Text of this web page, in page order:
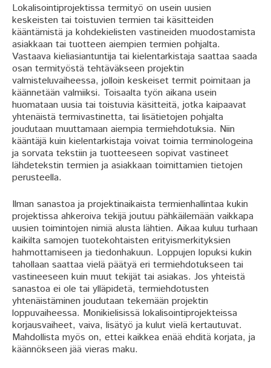
Lokalisointiprojektissa termityö on usein uusien
keskeisten tai toistuvien termien tai käsitteiden
kääntämistä ja kohdekielisten vastineiden muodostamista
asiakkaan tai tuotteen aiempien termien pohjalta.
Vastaava kieliasiantuntija tai kielentarkistaja saattaa saada
osan termityöstä tehtäväkseen projektin
valmisteluvaiheessa, jolloin keskeiset termit poimitaan ja
käännetään valmiiksi. Toisaalta työn aikana usein
huomataan uusia tai toistuvia käsitteitä, jotka kaipaavat
yhtenäistä termivastinetta, tai lisätietojen pohjalta
joudutaan muuttamaan aiempia termiehdotuksia. Niin
kääntäjä kuin kielentarkistaja voivat toimia terminologeina
ja sorvata tekstiin ja tuotteeseen sopivat vastineet
lähdetekstin termien ja asiakkaan toimittamien tietojen
perusteella.
Ilman sanastoa ja projektinaikaista termienhallintaa kukin
projektissa ahkeroiva tekijä joutuu pähkäilemään vaikkapa
uusien toimintojen nimiä alusta lähtien. Aikaa kuluu turhaan
kaikilta samojen tuotekohtaisten erityismerkityksien
hahmottamiseen ja tiedonhakuun. Loppujen lopuksi kukin
tahollaan saattaa vielä päätyä eri termiehdotukseen tai
vastineeseen kuin muut tekijät tai asiakas. Jos yhteistä
sanastoa ei ole tai ylläpidetä, termiehdotusten
yhtenäistäminen joudutaan tekemään projektin
loppuvaiheessa. Monikielisissä lokalisointiprojekteissa
korjausvaiheet, vaiva, lisätyö ja kulut vielä kertautuvat.
Mahdollista myös on, ettei kaikkea enää ehditä korjata, ja
käännökseen jää vieras maku.